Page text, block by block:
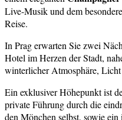
Live-Musik und dem
Reise.
In Prag erwarten Sie zwei
Hotel im Herzen der Stadt,
winterlicher Atmosphäre,
Ein exklusiver Höhepunkt ist
private Führung durch die
den Mönchen selbst, sowie